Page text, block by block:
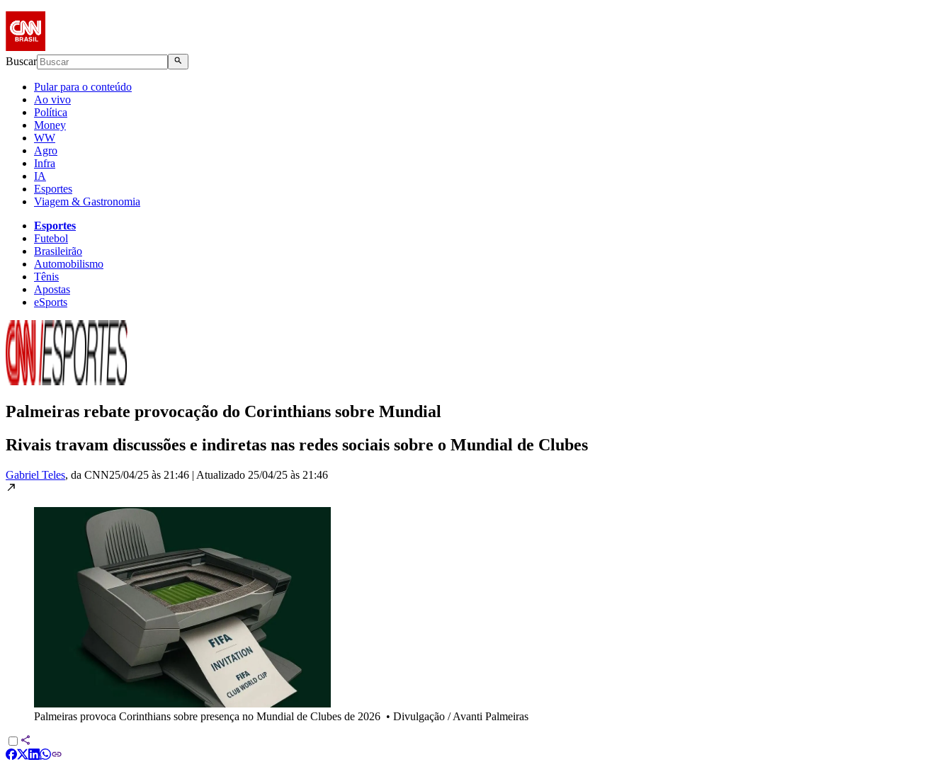
Buscar
Pular para o conteúdo
Ao vivo
Política
Money
WW
Agro
Infra
IA
Esportes
Viagem & Gastronomia
Esportes
Futebol
Brasileirão
Automobilismo
Tênis
Apostas
eSports
Palmeiras rebate provocação do Corinthians sobre Mundial
Rivais travam discussões e indiretas nas redes sociais sobre o Mundial de Clubes
Gabriel Teles, da CNN25/04/25 às 21:46 | Atualizado 25/04/25 às 21:46
Palmeiras provoca Corinthians sobre presença no Mundial de Clubes de 2026 • Divulgação / Avanti Palmeiras